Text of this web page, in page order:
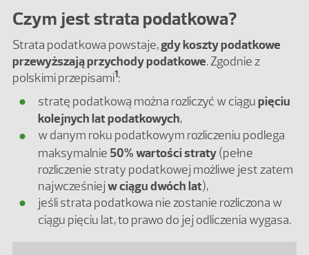
Czym jest strata podatkowa?
Strata podatkowa powstaje,gdy koszty podatkowe
przewyższają przychody podatkowe. Zgodnie z
polskimi przepisami1:
stratę podatkową można rozliczyć w ciągupięciu
kolejnych lat podatkowych,
w danym roku podatkowym rozliczeniu podlega
maksymalnie 50% wartości straty(pełne
rozliczenie straty podatkowej możliwe jest zatem
najwcześniejw ciągu dwóch lat),
jeśli strata podatkowa nie zostanie rozliczona w
ciągu pięciu lat, to prawo do jej odliczenia wygasa.